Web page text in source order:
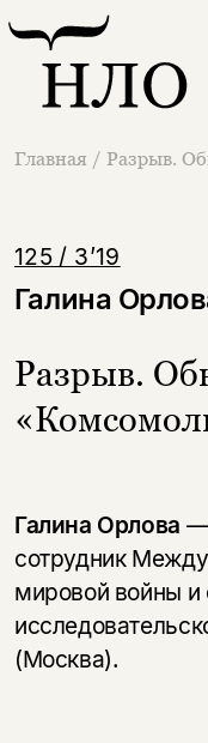
Главная / Разрыв.
125 / 3’19
Галина
Разрыв.
Галина Орлова —
сотрудник
мировой войны и
(Москва).